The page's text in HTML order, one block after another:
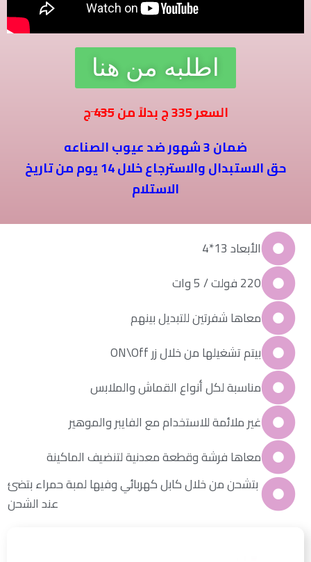
اطلبه من هنا
السعر335ج بدلاً من435
ضمان 3 شهور ضد عيوب الصناعه
حق الاستبدال والاسترجاع خلال 14 يوم من تاريخ
الاستلام
الأبعاد 13*4
220 فولت / 5 وات
معاها شفرتين للتبديل بينهم
بيتم تشغيلها من خلال زر ON\Off
مناسبة لكل أنواع القماش والملابس
غير ملائمة للاستخدام مع الفايبر والموهير
معاها فرشة وقطعة معدنية لتنضيف الماكينة
بتشحن من خلال كابل كهربائي وفيها لمبة حمراء بتضئ
عند الشحن